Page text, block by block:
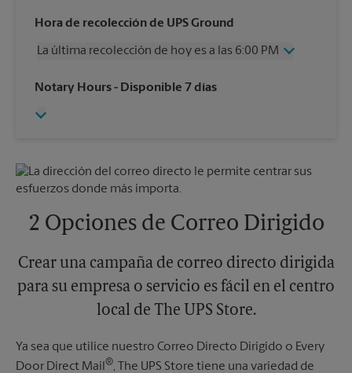
Miércoles
6:00 PM
Viernes
6:00 PM
Domingo
Sin Recolección
Hora de recolección de UPS Ground
La última recolección de hoy es a las 6:00 PM
Miércoles
6:00 PM
Viernes
Lunes
6:00 PM
Martes
6:00 PM
Notary Hours- Disponible 7 días
2 Opciones de Correo Dirigido
Crear una campaña de correo directo dirigida
para su empresa o servicio es fácil en el centro
local de The UPS Store.
Ya sea que utilice nuestro Correo Directo Dirigido o Every
Door Direct Mail®, The UPS Store tiene una variedad de